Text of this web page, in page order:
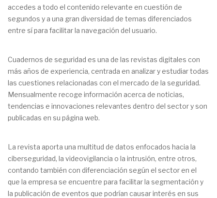
accedes a todo el contenido relevante en cuestión de
segundos y a una gran diversidad de temas diferenciados
entre sí para facilitar la navegación del usuario.
Cuadernos de seguridad es una de las revistas digitales con
más años de experiencia, centrada en analizar y estudiar todas
las cuestiones relacionadas con el mercado de la seguridad.
Mensualmente recoge información acerca de noticias,
tendencias e innovaciones relevantes dentro del sector y son
publicadas en su página web.
La revista aporta una multitud de datos enfocados hacia la
ciberseguridad, la videovigilancia o la intrusión, entre otros,
contando también con diferenciación según el sector en el
que la empresa se encuentre para facilitar la segmentación y
la publicación de eventos que podrían causar interés en sus